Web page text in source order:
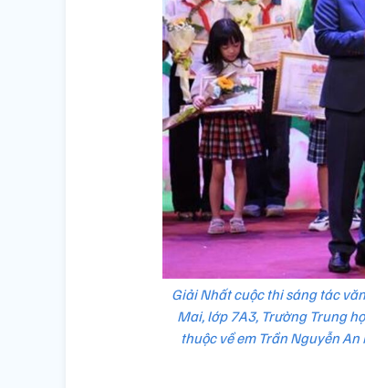
Giải Nhất cuộc thi sáng tác
Mai, lớp 7A3, Trường Trung
thuộc về em Trần Nguyễn